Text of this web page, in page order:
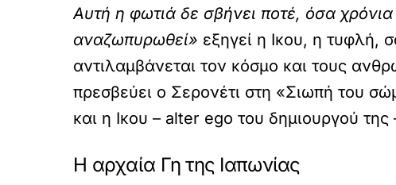
Αυτή η φωτιά δε σβήνει ποτέ, όσα
αναζωπυρωθεί» εξηγεί η Ικου, η τυφλή,
αντιλαμβάνεται τον κόσμο και τους
πρεσβεύει ο Σερονέτι στη «Σιωπή του
και η Ικου – alter ego του δημιουργού
Η αρχαία Γη της Ιαπωνίας